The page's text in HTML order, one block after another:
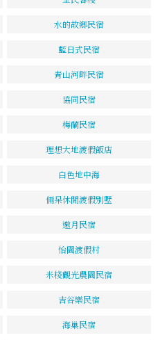
水的故鄉民宿
藍日式民宿
青山河畔民宿
協同民宿
梅蘭民宿
理想大地渡假飯店
白色地中海
倆呆休閒渡假別墅
邀月民宿
怡園渡假村
米棧觀光農園民宿
吉谷樂民宿
海巢民宿